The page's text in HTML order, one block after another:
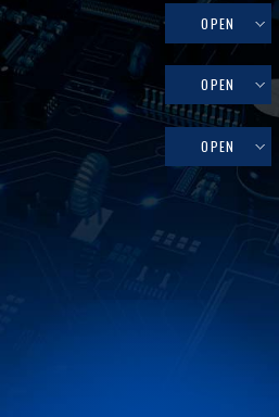
ド
ン・モジュール
ンピュータ
OPEN
トメーション
OPEN
なお問い合わせ OPEN